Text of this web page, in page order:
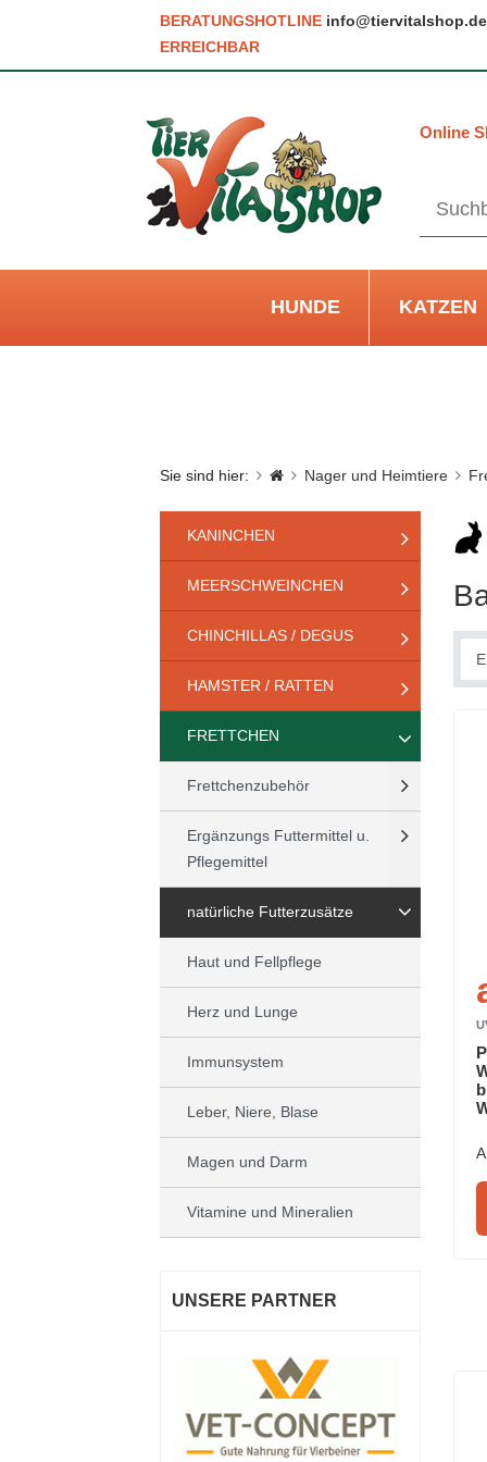
BERATUNGSHOTLINE info@tiervitalshop.de
ERREICHBAR
Online
HUNDE KATZEN
Sie sind hier: Nager und Heimtiere
KANINCHEN
MEERSCHWEINCHEN
CHINCHILLAS / DEGUS
HAMSTER / RATTEN
FRETTCHEN
Frettchenzubehör
Ergänzungs Futtermittel u.
Pflegemittel
natürliche Futterzusätze
Haut und Fellpflege
Herz und Lunge
Immunsystem
Leber, Niere, Blase
Magen und Darm
Vitamine und Mineralien
UNSERE PARTNER